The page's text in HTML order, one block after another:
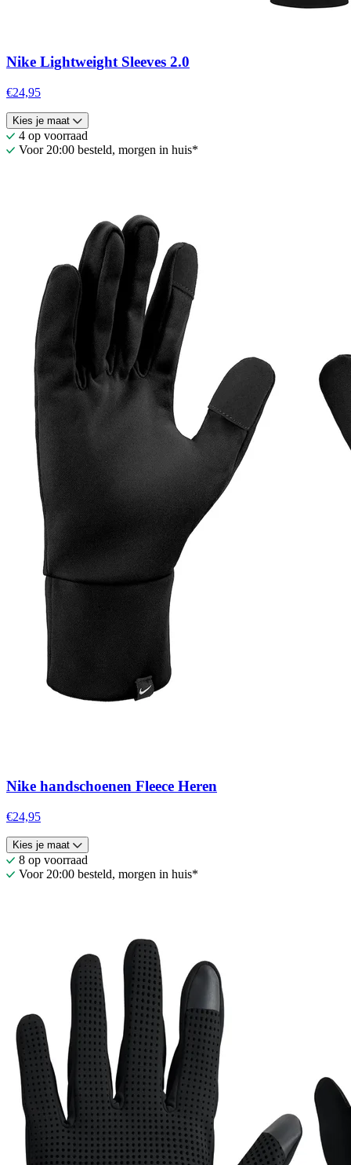
Nike Lightweight Sleeves 2.0
€24,95
Kies je maat
4 op voorraad
Voor 20:00 besteld, morgen in huis*
Nike handschoenen Fleece Heren
€24,95
Kies je maat
8 op voorraad
Voor 20:00 besteld, morgen in huis*